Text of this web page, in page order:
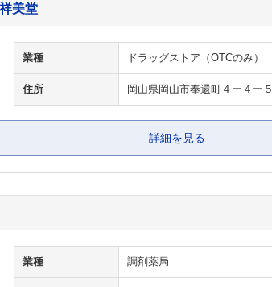
美堂
業種 ドラッグストア（OTCのみ）
住所 岡山県岡山市奉還町４ー４ー５
詳細を見る
業種 調剤薬局